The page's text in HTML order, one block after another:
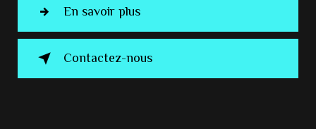
En savoir plus
Contactez-nous